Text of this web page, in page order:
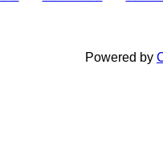
Powered by